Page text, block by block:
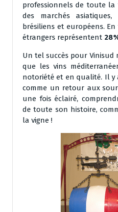
professionnels de toute
des marchés asiatiques,
brésiliens et européens.
étrangers représentent
Un tel succès pour
que les vins
notoriété et en qualité. Il y
comme un retour aux
une fois éclairé,
de toute son histoire,
la vigne !